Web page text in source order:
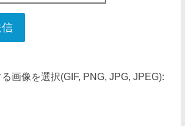
画像を選択(GIF, PNG, JPG, JPEG):